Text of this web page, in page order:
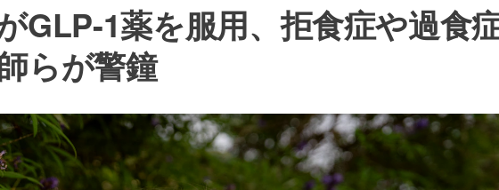
GLP-1薬を服用、拒食症や過食
らが警鐘